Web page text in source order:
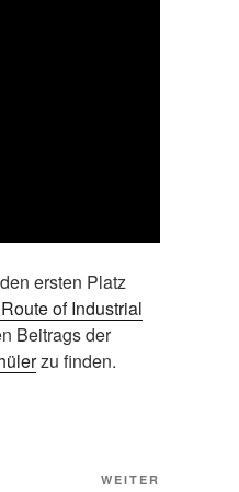
ersten Platz
of Industrial
Beitrags der
zu finden.
WEITER